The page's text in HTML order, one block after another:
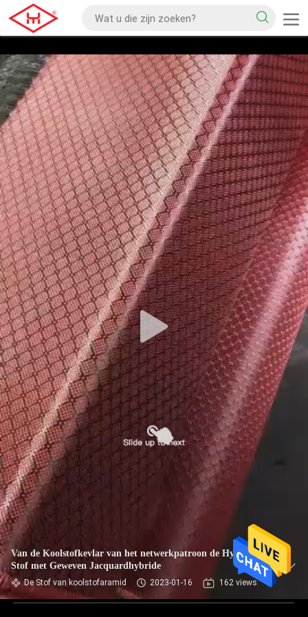
Van de Koolstofkevlar van het netwerkpatroon de Hybride
Stof met Geweven Jacquardhybride
De Stof van koolstofaramid 2023-01-16 162 views